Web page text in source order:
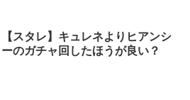
【スタレ】キュレネよりヒアンシ
ーのガチャ回したほうが良い？